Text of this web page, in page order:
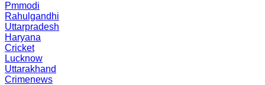
Pmmodi
Rahulgandhi
Uttarpradesh
Haryana
Cricket
Lucknow
Uttarakhand
Crimenews